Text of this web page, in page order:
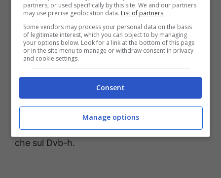
banda larga.Mediasetdovrebbe utilizzarle
per ildigitale terrestreche oggi rende di più
rispetto a quattro anni fa. Pare comunque
scontato che quasi tutti gli operatori
investiranno nelle reti internet mobili. IlDvb-h
finirà nel dimenticatoio.
Sarebbe stato meglio spostare gli
investimenti sulle retiinternet mobiliinvece
che sul Dvb-h.
partners, or used specifically by this site. We and our partners
may use precise geolocation data. List of partners.
Some vendors may process your personal data on the basis
of legitimate interest, which you can object to by managing
your options below. Look for a link at the bottom of this page
or in the site menu to manage or withdraw consent in privacy
and cookie settings.
Consent
Manage options